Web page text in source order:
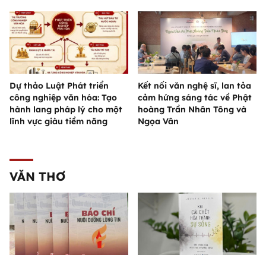
Dự thảo Luật Phát triển
công nghiệp văn hóa: Tạo
hành lang pháp lý cho một
lĩnh vực giàu tiềm năng
Kết nối văn nghệ sĩ, lan tỏa
cảm hứng sáng tác về Phật
hoàng Trần Nhân Tông và
Ngọa Vân
VĂN THƠ